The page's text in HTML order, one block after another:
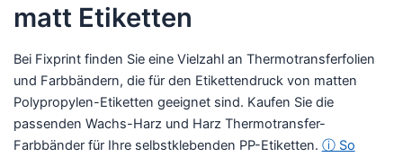
matt Etiketten
Bei Fixprint finden Sie eine Vielzahl an Thermotransferfolien
und Farbbändern, die für den Etikettendruck von matten
Polypropylen-Etiketten geeignet sind. Kaufen Sie die
passenden Wachs-Harz und Harz Thermotransfer-
Farbbänder für Ihre selbstklebenden PP-Etiketten. ⓘ So